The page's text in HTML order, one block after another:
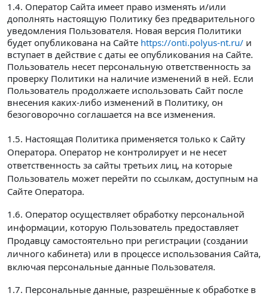
1.4. Оператор Сайта имеет право изменять и/или
дополнять настоящую Политику без предварительного
уведомления Пользователя. Новая версия Политики
будет опубликована на Сайте https://onti.polyus-nt.ru/ и
вступает в действие с даты ее опубликования на Сайте.
Пользователь несет персональную ответственность за
проверку Политики на наличие изменений в ней. Если
Пользователь продолжаете использовать Сайт после
внесения каких-либо изменений в Политику, он
безоговорочно соглашается на все изменения.
1.5. Настоящая Политика применяется только к Сайту
Оператора. Оператор не контролирует и не несет
ответственность за сайты третьих лиц, на которые
Пользователь может перейти по ссылкам, доступным на
Сайте Оператора.
1.6. Оператор осуществляет обработку персональной
информации, которую Пользователь предоставляет
Продавцу самостоятельно при регистрации (создании
личного кабинета) или в процессе использования Сайта,
включая персональные данные Пользователя.
1.7. Персональные данные, разрешённые к обработке в